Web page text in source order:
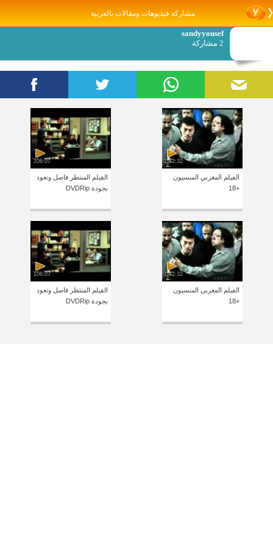
مشاركة فيديوهات ومقالات بالعربية
sandyyousef
2 مشاركة
1:42:32
الفيلم المغربي المنسيون
+18
106:07
الفيلم المنتظر فاصل ونعود
بجودة DVDRip
1:42:32
الفيلم المغربي المنسيون
+18
106:07
الفيلم المنتظر فاصل ونعود
بجودة DVDRip